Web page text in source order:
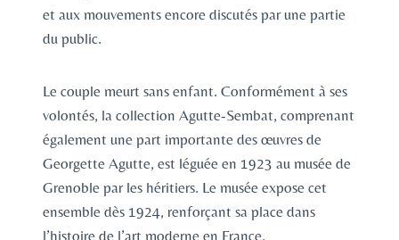
et aux mouvements encore discutés par une partie
du public.
Le couple meurt sans enfant. Conformément à ses
volontés, la collection Agutte-Sembat, comprenant
également une part importante des œuvres de
Georgette Agutte, est léguée en 1923 au musée de
Grenoble par les héritiers. Le musée expose cet
ensemble dès 1924, renforçant sa place dans
l’histoire de l’art moderne en France.